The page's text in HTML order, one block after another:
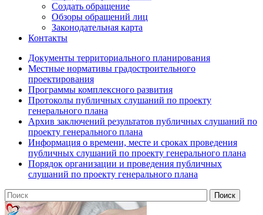
Создать обращение
Обзоры обращений лиц
Законодательная карта
Контакты
Документы территориального планирования
Местные нормативы градостроительного
проектирования
Программы комплексного развития
Протоколы публичных слушаний по проекту
генерального плана
Архив заключений результатов публичных слушаний по
проекту генерального плана
Информация о времени, месте и сроках проведения
публичных слушаний по проекту генерального плана
Порядок организации и проведения публичных
слушаний по проекту генерального плана